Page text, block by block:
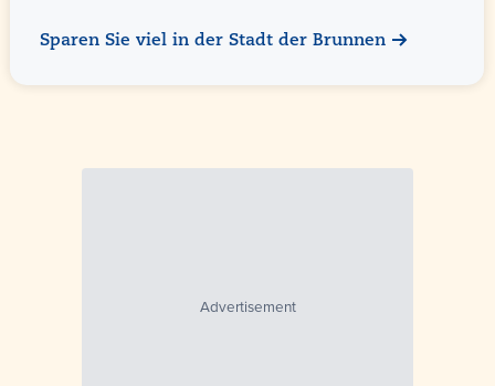
Sparen Sie viel in der Stadt der Brunnen